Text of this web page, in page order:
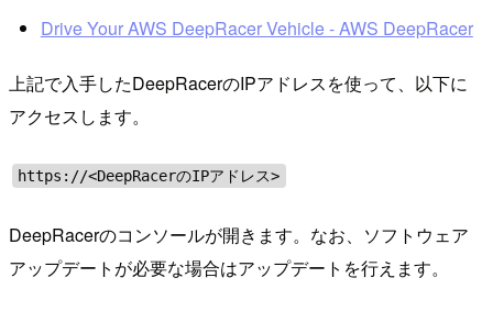
Drive Your AWS DeepRacer Vehicle - AWS DeepRacer
上記で入手したDeepRacerのIPアドレスを使って、以下に
アクセスします。
https://<DeepRacerのIPアドレス>
DeepRacerのコンソールが開きます。なお、ソフトウェア
アップデートが必要な場合はアップデートを行えます。